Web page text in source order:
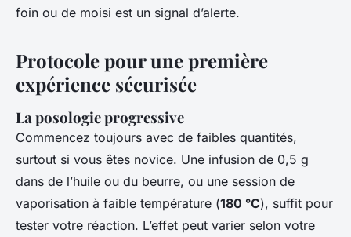
foin ou de moisi est un signal d’alerte.
Protocole pour une première
expérience sécurisée
La posologie progressive
Commencez toujours avec de faibles quantités,
surtout si vous êtes novice. Une infusion de 0,5 g
dans de l’huile ou du beurre, ou une session de
vaporisation à faible température (180 °C), suffit pour
tester votre réaction. L’effet peut varier selon votre